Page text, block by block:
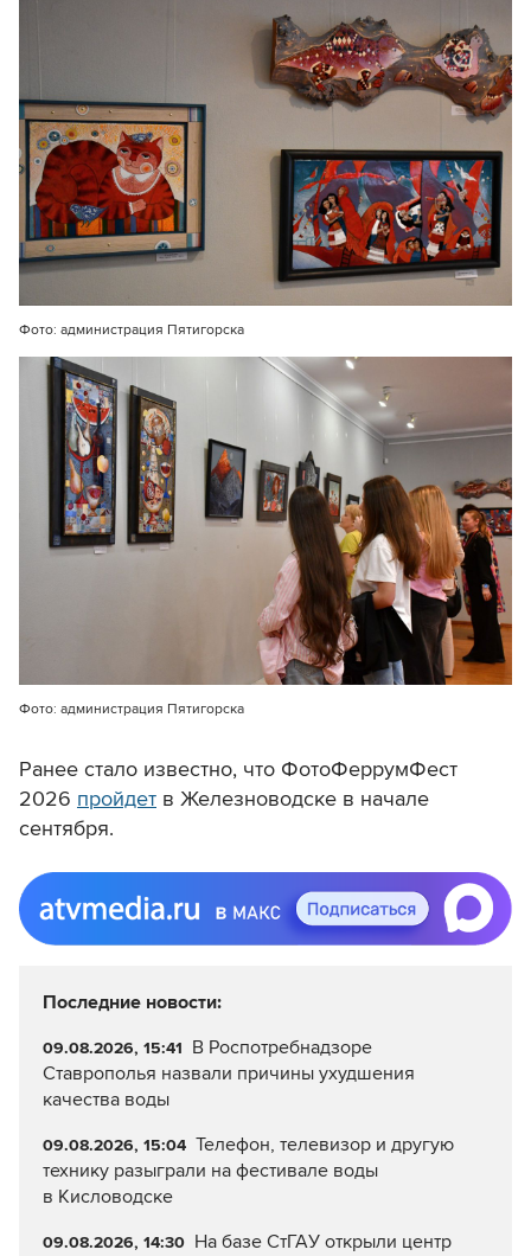
Фото: администрация Пятигорска
Фото: администрация Пятигорска
Ранее стало известно, что ФотоФеррумФест
2026 пройдет в Железноводске в начале
сентября.
Последние новости:
09.08.2026, 15:41 В Роспотребнадзоре
Ставрополья назвали причины ухудшения
качества воды
09.08.2026, 15:04 Телефон, телевизор и другую
технику разыграли на фестивале воды
в Кисловодске
09.08.2026, 14:30 На базе СтГАУ открыли центр